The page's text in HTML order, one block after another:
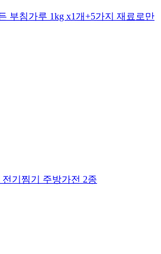
부침가루 1kg x1개+5가지 재료로만
기찜기 주방가전 2종